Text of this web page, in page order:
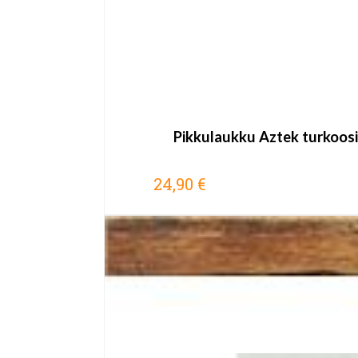
Pikkulaukku Aztek turkoosi
24,90 €